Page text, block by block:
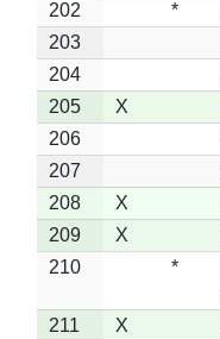
202
*
203
204
205
X
206
207
208
X
209
X
210
*
211
X